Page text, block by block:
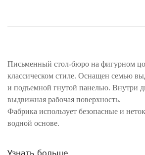
Письменный стол-бюро на фигурном
классическом стиле. Оснащен семью
и подъемной гнутой панелью. Внутри
выдвижная рабочая поверхность.
Фабрика использует безопасные и
водной основе.
особенностей цветопередачи различных мониторов.
Узнать больше